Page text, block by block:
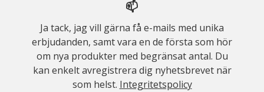
📫
Ja tack, jag vill gärna få e-mails med unika
erbjudanden, samt vara en de första som hör
om nya produkter med begränsat antal. Du
kan enkelt avregistrera dig nyhetsbrevet när
som helst. Integritetspolicy